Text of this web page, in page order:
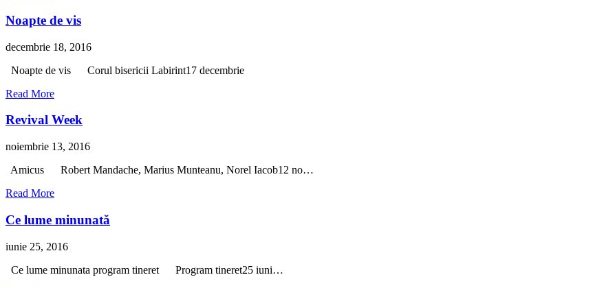
Noapte de vis
decembrie 18, 2016
Noapte de vis Corul bisericii Labirint17 decembrie
Read More
Revival Week
noiembrie 13, 2016
Amicus Robert Mandache, Marius Munteanu, Norel Iacob12 no…
Read More
Ce lume minunată
iunie 25, 2016
Ce lume minunata program tineret Program tineret25 iuni…